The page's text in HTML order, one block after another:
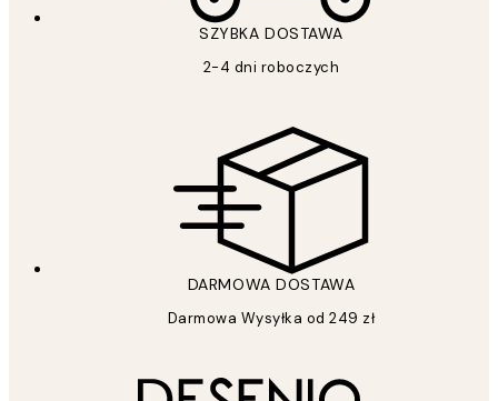
SZYBKA DOSTAWA
2-4 dni roboczych
DARMOWA DOSTAWA
Darmowa Wysyłka od 249 zł